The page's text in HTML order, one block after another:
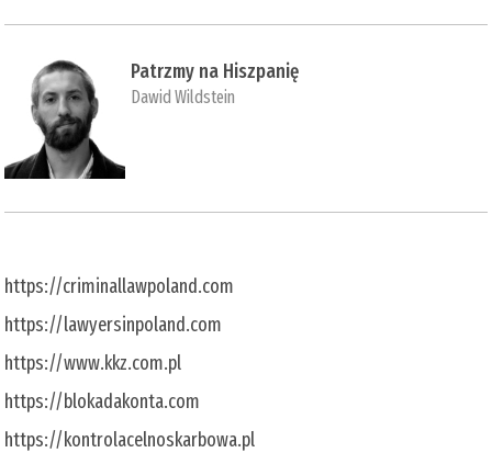
Patrzmy na Hiszpanię
Dawid Wildstein
https://criminallawpoland.com
https://lawyersinpoland.com
https://www.kkz.com.pl
https://blokadakonta.com
https://kontrolacelnoskarbowa.pl